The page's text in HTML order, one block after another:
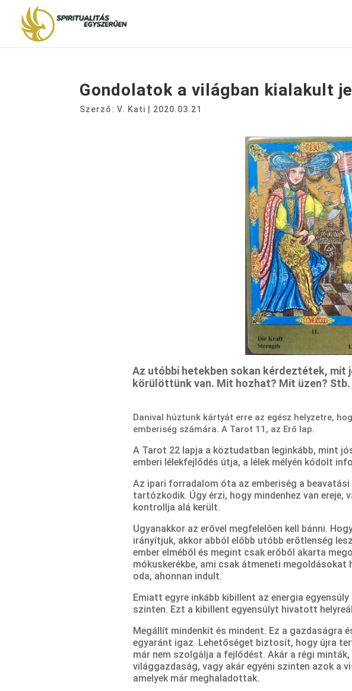
Gondolatok a világban kialakult
Szerző:V. Kati 2020.03.21
Az utóbbi hetekben sokan kérdeztétek, mit
körülöttünk van. Mit hozhat? Mit üzen? Stb.
Danival húztunk kártyát erre az egész helyzetre,
emberiség számára. A Tarot 11, az Erő lap.
A Tarot 22 lapja a köztudatban leginkább, mint
emberi lélekfejlődés útja, a lélek mélyén kódolt
Az ipari forradalom óta az emberiség a
tartózkodik. Úgy érzi, hogy mindenhez van ereje,
kontrollja alá került.
Ugyanakkor az erővel megfelelően kell bánni.
irányítjuk, akkor abból előbb utóbb erőtlenség
ember elméből és megint csak erőből akarta
mókuskerékbe, ami csak átmeneti
oda, ahonnan indult.
Emiatt egyre inkább kibillent az energia
szinten. Ezt a kibillent egyensúlyt hivatott
Megállít mindenkit és mindent. Ez a gazdaságra
egyaránt igaz. Lehetőséget biztosít, hogy újra
már nem szolgálja a fejlődést. Akár a régi
világgazdaság, vagy akár egyéni szinten azok a
amelyek már meghaladottak.